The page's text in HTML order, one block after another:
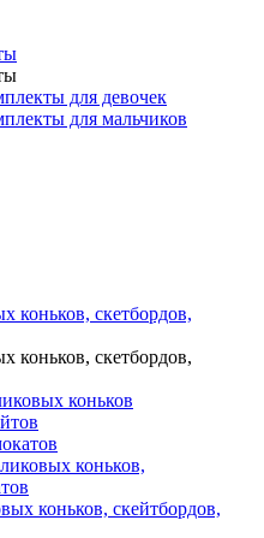
для девочек
для мальчиков
коньков, скетбордов,
коньков, скетбордов,
коньков
коньков,
коньков, скейтбордов,